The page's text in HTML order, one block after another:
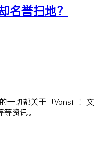
名誉扫地？
切都关于「Vans」！
资讯。